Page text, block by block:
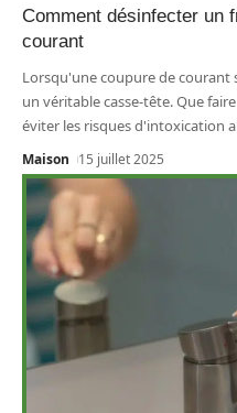
Comment désinfecter un
courant
Lorsqu'une coupure de
un véritable casse-tête. Que
éviter les risques d'intoxication
Maison 15 juillet 2025